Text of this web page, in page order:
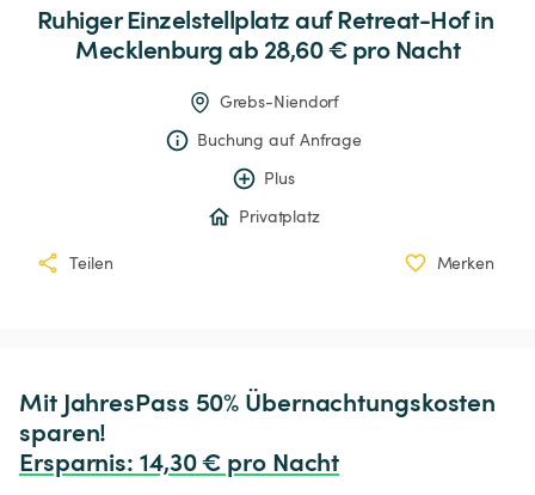
Ruhiger EinzelstellplatzaufRetreat-Hofin
Mecklenburg ab 28,60 € pro Nacht
Grebs-Niendorf
Buchung auf Anfrage
Plus
Privatplatz
Teilen Merken
Mit JahresPass 50% Übernachtungskosten
Ersparnis: 14,30 € pro Nacht